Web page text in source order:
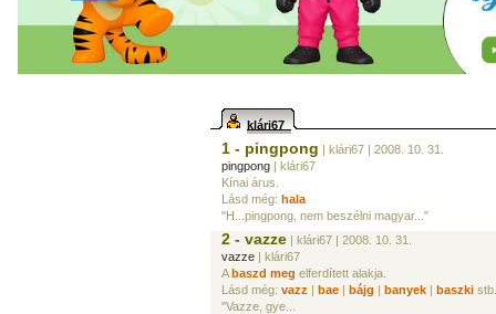
klári67
1 - pingpong | klári67 | 2008. 10. 31.
pingpong | klári67
Kínai árus.
Lásd még: hala
"H...pingpong, nem beszélni magyar..."
2 - vazze | klári67 | 2008. 10. 31.
vazze | klári67
Abaszd meg elferdített alakja.
Lásd még: vazz | bae | bájg | banyek | baszki stb.
"Vazze, gye...